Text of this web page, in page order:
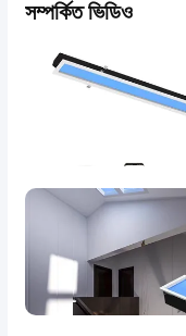
সম্পর্কিত ভিডিও